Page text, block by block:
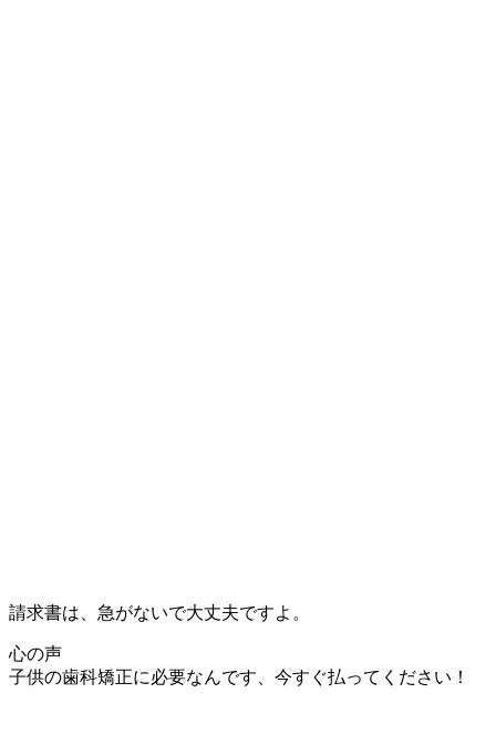
請求書は、急がないで大丈夫ですよ。
心の声
子供の歯科矯正に必要なんです、今すぐ払ってください！